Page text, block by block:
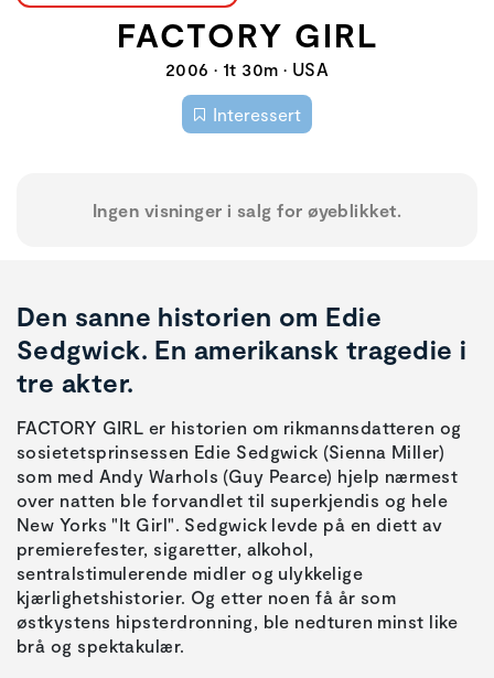
FACTORY GIRL
2006 • 1t 30m • USA
Interessert
Ingen visninger i salg for øyeblikket.
Den sanne historien om Edie
Sedgwick. En amerikansk tragedie i
tre akter.
FACTORY GIRL er historien om rikmannsdatteren og
sosietetsprinsessen Edie Sedgwick (Sienna Miller)
som med Andy Warhols (Guy Pearce) hjelp nærmest
over natten ble forvandlet til superkjendis og hele
New Yorks "It Girl". Sedgwick levde på en diett av
premierefester, sigaretter, alkohol,
sentralstimulerende midler og ulykkelige
kjærlighetshistorier. Og etter noen få år som
østkystens hipsterdronning, ble nedturen minst like
brå og spektakulær.